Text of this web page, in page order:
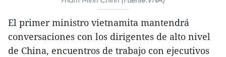
El primer ministro vietnamita mantendrá
conversaciones con los dirigentes de alto nivel
de China, encuentros de trabajo con ejecutivos